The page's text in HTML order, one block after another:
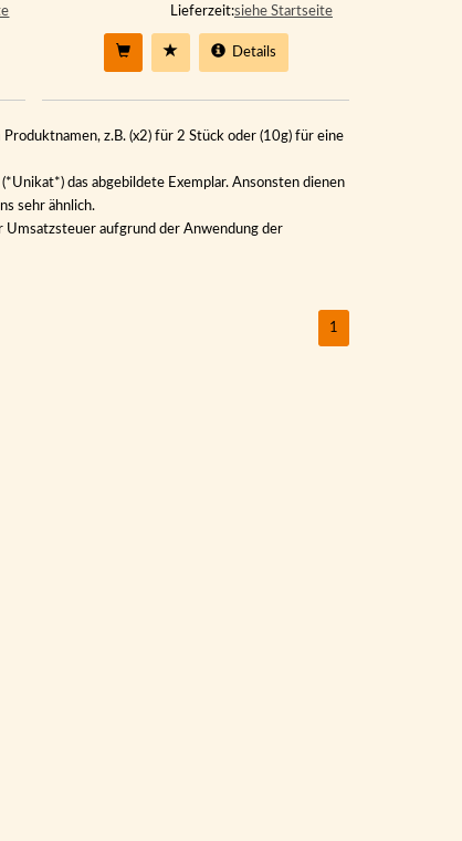
Lieferzeit:siehe Startseite
Details
z.B. (x2) für 2 Stück oder (10g) für eine
das abgebildete Exemplar. Ansonsten dienen
sehr ähnlich.
aufgrund der Anwendung der
1